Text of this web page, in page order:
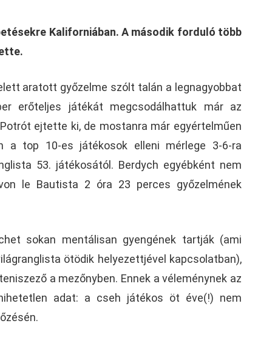
Kaliforniában. A második forduló több
aratott győzelme szólt talán a legnagyobbat
erőteljes játékát megcsodálhattuk már az
ejtette ki, de mostanra már egyértelműen
a top 10-es játékosok elleni mérlege 3-6-ra
53. játékosától. Berdych egyébként nem
le Bautista 2 óra 23 perces győzelmének
sokan mentálisan gyengének tartják (ami
ötödik helyezettjével kapcsolatban),
a mezőnyben. Ennek a véleménynek az
adat: a cseh játékos öt éve(!) nem